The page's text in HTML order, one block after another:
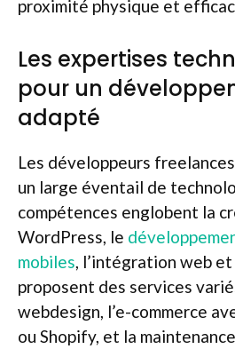
proximité physique et
Les expertises
pour un
adapté
Les développeurs
un large éventail de
compétences englobent la
WordPress, le
mobiles, l’intégration web
proposent des services
webdesign, l’e-commerce
ou Shopify, et la